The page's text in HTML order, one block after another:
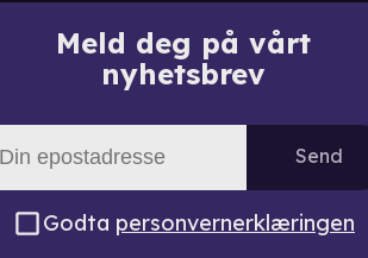
Meld deg på vårt
nyhetsbrev
Send
Godta personvernerklæringen